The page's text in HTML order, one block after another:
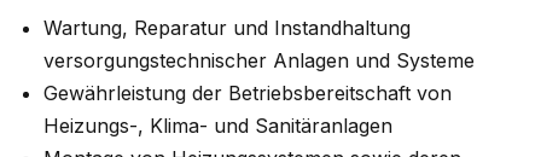
Wartung, Reparatur und Instandhaltung
versorgungstechnischer Anlagen und Systeme
Gewährleistung der Betriebsbereitschaft von
Heizungs-, Klima- und Sanitäranlagen